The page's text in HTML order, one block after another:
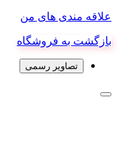
علاقه مندی های من
بازگشت به فروشگاه
تصاویر رسمی